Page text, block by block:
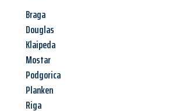
Braga
Douglas
Klaipeda
Mostar
Podgorica
Planken
Riga